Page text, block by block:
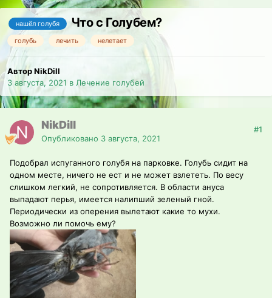
нашёл голубя Что с Голубем?
голубь лечить нелетает
Автор NikDill
3 августа, 2021 в Лечение голубей
NikDill
Опубликовано 3 августа, 2021
#1
Подобрал испуганного голубя на парковке. Голубь сидит на
одном месте, ничего не ест и не может взлететь. По весу
слишком легкий, не сопротивляется. В области ануса
выпадают перья, имеется налипший зеленый гной.
Периодически из оперения вылетают какие то мухи.
Возможно ли помочь ему?